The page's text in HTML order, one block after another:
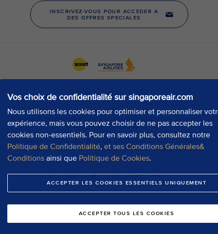
Vos choix de confidentialité sur singaporeair.com
Nous utilisons les cookies pour optimiser et personnaliser
expérience, mais vous pouvez choisir de ne pas accepter les
cookies non-essentiels. Pour en savoir plus, consultez notre
Politique de Confidentialité, et ses Conditions Générales&
Conditions ainsi que Politique de Cookies.
ACCEPTER LES COOKIES ESSENTIELS UNIQUEMENT
ACCEPTER TOUS LES COOKIES